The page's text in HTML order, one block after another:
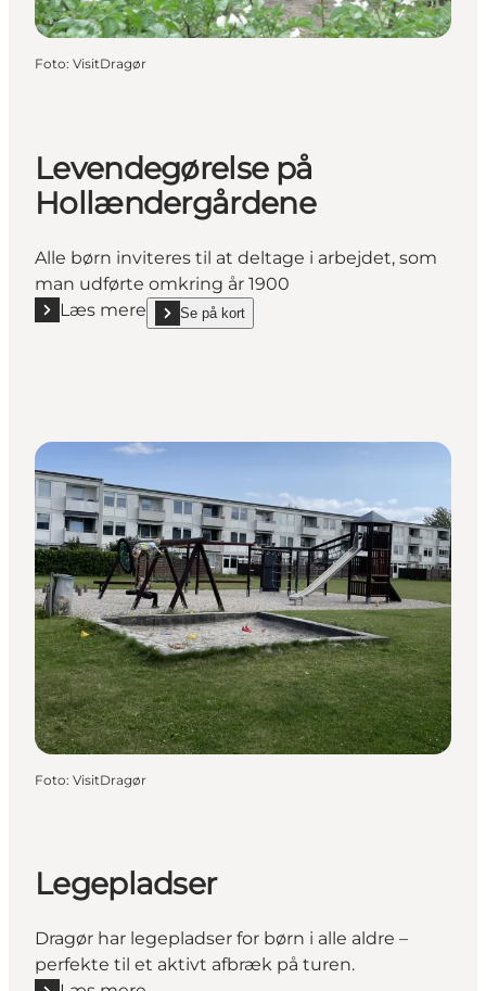
Foto: VisitDragør
Levendegørelse på
Hollændergårdene
Alle børn inviteres til at deltage i arbejdet, som
man udførte omkring år 1900
Læs mere
Læs mere "Levendegørelse på Hollændergårdene"
Se på kort
show Levendegørelse på Hollændergårdene on_map
Foto: VisitDragør
Legepladser
Dragør har legepladser for børn i alle aldre –
perfekte til et aktivt afbræk på turen.